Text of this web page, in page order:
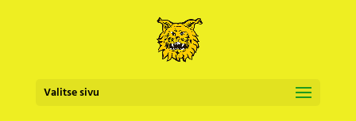
Valitse sivu